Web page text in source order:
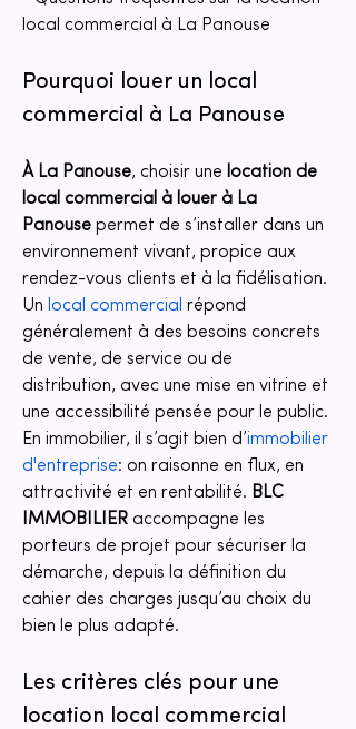
local commercial à La Panouse
Pourquoi louer un local
commercial à La Panouse
À La Panouse, choisir une location de
local commercial à louer à La
Panouse permet de s’installer dans un
environnement vivant, propice aux
rendez-vous clients et à la fidélisation.
Un local commercial répond
généralement à des besoins concrets
de vente, de service ou de
distribution, avec une mise en vitrine et
une accessibilité pensée pour le public.
En immobilier, il s’agit bien d’immobilier
d'entreprise: on raisonne en flux, en
attractivité et en rentabilité. BLC
IMMOBILIER accompagne les
porteurs de projet pour sécuriser la
démarche, depuis la définition du
cahier des charges jusqu’au choix du
bien le plus adapté.
Les critères clés pour une
location local commercial